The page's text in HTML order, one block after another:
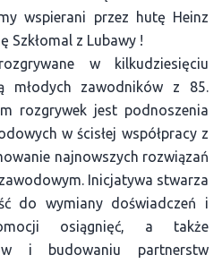
wspierani przez hutę Heinz
Szkłomal z Lubawy !
w kilkudziesięciu
młodych zawodników z 85.
rozgrywek jest podnoszenia
w ścisłej współpracy z
najnowszych rozwiązań
Inicjatywa stwarza
do wymiany doświadczeń i
osiągnięć, a także
i budowaniu partnerstw